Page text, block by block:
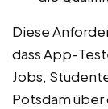
Diese
dass App-
Jobs,
Potsdam